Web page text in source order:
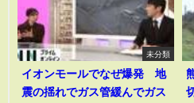
未分類
イオンモールでなぜ爆発 地
震の揺れでガス管緩んでガス